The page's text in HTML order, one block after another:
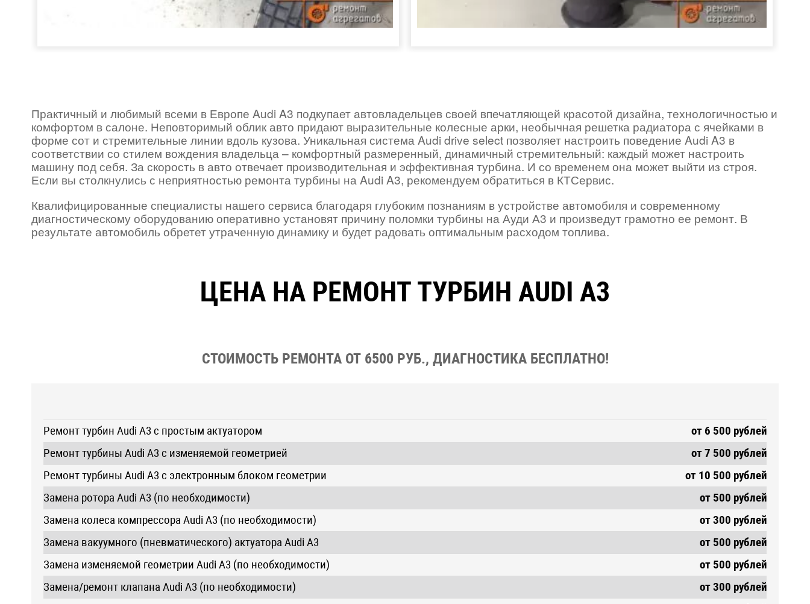
Практичный и любимый всеми в Европе Audi A3 подкупает автовладельцев своей впечатляющей красотой дизайна, технологичностью и
комфортом в салоне. Неповторимый облик авто придают выразительные колесные арки, необычная решетка радиатора с ячейками в
форме сот и стремительные линии вдоль кузова. Уникальная система Audi drive select позволяет настроить поведение Audi A3 в
соответствии со стилем вождения владельца – комфортный размеренный, динамичный стремительный: каждый может настроить
машину под себя. За скорость в авто отвечает производительная и эффективная турбина. И со временем она может выйти из строя.
Если вы столкнулись с неприятностью ремонта турбины на Audi A3, рекомендуем обратиться в КТСервис.
Квалифицированные специалисты нашего сервиса благодаря глубоким познаниям в устройстве автомобиля и современному
диагностическому оборудованию оперативно установят причину поломки турбины на Ауди А3 и произведут грамотно ее ремонт. В
результате автомобиль обретет утраченную динамику и будет радовать оптимальным расходом топлива.
ЦЕНА НА РЕМОНТ ТУРБИН AUDI A3
СТОИМОСТЬ РЕМОНТА ОТ 6500 РУБ., ДИАГНОСТИКА БЕСПЛАТНО!
Ремонт турбин Audi A3 с простым актуатором
от 6 500 рублей
Ремонт турбины Audi A3 с изменяемой геометрией
от 7 500 рублей
Ремонт турбины Audi A3 с электронным блоком геометрии
от 10 500 рублей
Замена ротора Audi A3 (по необходимости)
от 500 рублей
Замена колеса компрессора Audi A3 (по необходимости)
от 300 рублей
Замена вакуумного (пневматического) актуатора Audi A3
от 500 рублей
Замена изменяемой геометрии Audi A3 (по необходимости)
от 500 рублей
Замена/ремонт клапана Audi A3 (по необходимости)
от 300 рублей